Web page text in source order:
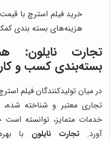
خرید فیلم استرچ با
هزینه‌های بسته بندی
تجارت نایلون:
بسته‌بندی کسب و
در میان تولیدکنندگان فیلم
تجاری معتبر و شناخته
خدمات متمایز، توانسته است
آورد.تجارت نایلون با